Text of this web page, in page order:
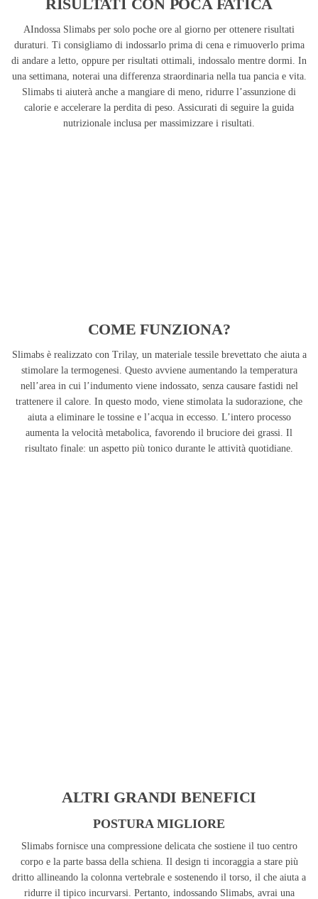
RISULTATI CON POCA FATICA
AIndossa Slimabs per solo poche ore al giorno per ottenere risultati
duraturi. Ti consigliamo di indossarlo prima di cena e rimuoverlo prima
di andare a letto, oppure per risultati ottimali, indossalo mentre dormi. In
una settimana, noterai una differenza straordinaria nella tua pancia e vita.
Slimabs ti aiuterà anche a mangiare di meno, ridurre l’assunzione di
calorie e accelerare la perdita di peso. Assicurati di seguire la guida
nutrizionale inclusa per massimizzare i risultati.
COME FUNZIONA?
Slimabs è realizzato con Trilay, un materiale tessile brevettato che aiuta a
stimolare la termogenesi. Questo avviene aumentando la temperatura
nell’area in cui l’indumento viene indossato, senza causare fastidi nel
trattenere il calore. In questo modo, viene stimolata la sudorazione, che
aiuta a eliminare le tossine e l’acqua in eccesso. L’intero processo
aumenta la velocità metabolica, favorendo il bruciore dei grassi. Il
risultato finale: un aspetto più tonico durante le attività quotidiane.
ALTRI GRANDI BENEFICI
POSTURA MIGLIORE
Slimabs fornisce una compressione delicata che sostiene il tuo centro
corpo e la parte bassa della schiena. Il design ti incoraggia a stare più
dritto allineando la colonna vertebrale e sostenendo il torso, il che aiuta a
ridurre il tipico incurvarsi. Pertanto, indossando Slimabs, avrai una